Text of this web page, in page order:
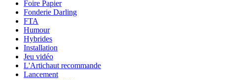
Foire Papier
Fonderie Darling
FTA
Humour
Hybrides
Installation
Jeu vidéo
L'Artichaut recommande
Lancement